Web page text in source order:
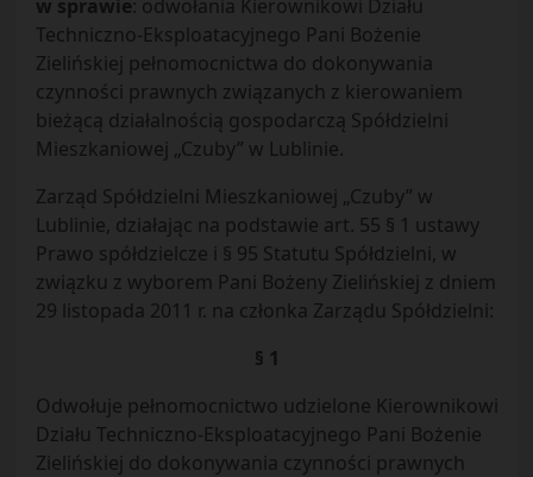
w sprawie: odwołania Kierownikowi Działu
Techniczno-Eksploatacyjnego Pani Bożenie
Zielińskiej pełnomocnictwa do dokonywania
czynności prawnych związanych z kierowaniem
bieżącą działalnością gospodarczą Spółdzielni
Mieszkaniowej „Czuby” w Lublinie.
Zarząd Spółdzielni Mieszkaniowej „Czuby” w
Lublinie, działając na podstawie art. 55 § 1 ustawy
Prawo spółdzielcze i § 95 Statutu Spółdzielni, w
związku z wyborem Pani Bożeny Zielińskiej z dniem
29 listopada 2011 r. na członka Zarządu Spółdzielni:
§ 1
Odwołuje pełnomocnictwo udzielone Kierownikowi
Działu Techniczno-Eksploatacyjnego Pani Bożenie
Zielińskiej do dokonywania czynności prawnych